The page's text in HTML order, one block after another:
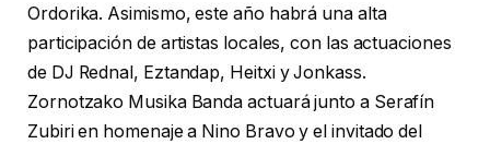
Ordorika. Asimismo, este año habrá una alta
participación de artistas locales, con las actuaciones
de DJ Rednal, Eztandap, Heitxi y Jonkass.
Zornotzako Musika Banda actuará junto a Serafín
Zubiri en homenaje a Nino Bravo y el invitado del